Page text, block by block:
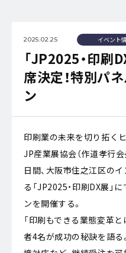
2025.02.25 イベント
「JP2025・印刷
席決定！特別パ
ン
印刷業の未来を切り拓く
JP産業展協会（作道孝行会
日間、大阪市住之江区の
る「JP2025・印刷DX展」
ンを開催する。
「印刷もできる業態変革と
者4名が成功の秘訣を語る